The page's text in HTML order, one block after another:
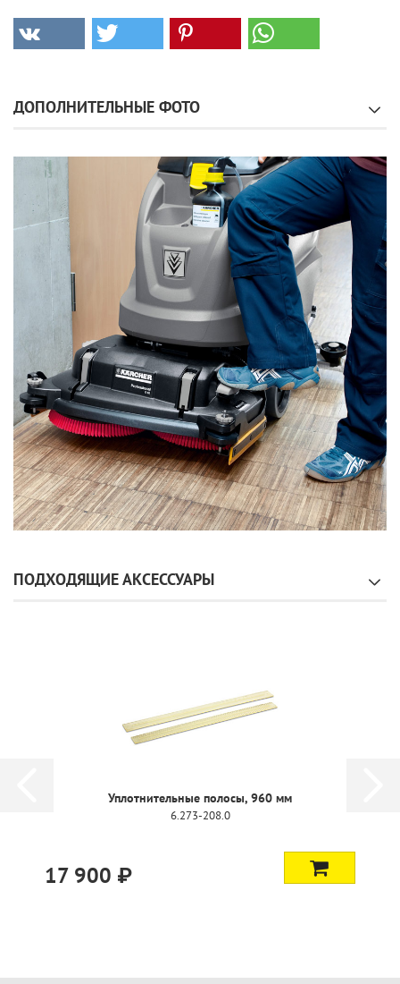
ДОПОЛНИТЕЛЬНЫЕ ФОТО
ПОДХОДЯЩИЕ АКСЕССУАРЫ
Уплотнительные полосы, 960 мм
6.273-208.0
17 900 ₽